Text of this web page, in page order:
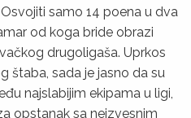
samo 14 poena u dva
od koga bride obrazi
drugoligaša. Uprkos
štaba, sada je jasno da su
najslabijim ekipama u ligi,
opstanak sa neizvesnim